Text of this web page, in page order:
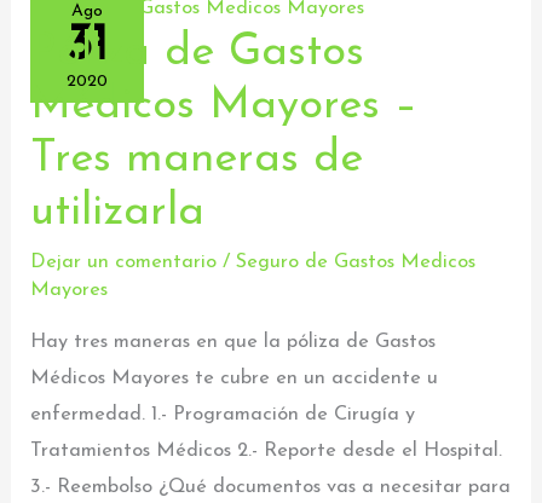
Ago
31
2020
Póliza de Gastos
Médicos Mayores –
Tres maneras de
utilizarla
Dejar un comentario /Seguro de Gastos Medicos
Mayores
Hay tres maneras en que la póliza de Gastos
Médicos Mayores te cubre en un accidente u
enfermedad. 1.- Programación de Cirugía y
Tratamientos Médicos 2.- Reporte desde el Hospital.
3.- Reembolso ¿Qué documentos vas a necesitar para
Póliza
Gastos
Médicos
Mayores
–
Tres
maneras
de
utilizarla